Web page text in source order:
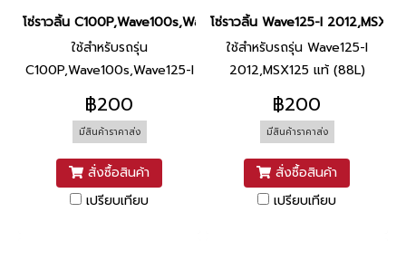
โซ่ราวลิ้น C100P,Wave100s,Wave125-I 2012 แท้ (88L) ยี่ห้อ DID
ใช้สำหรับรถรุ่น
C100P,Wave100s,Wave125-I
2012 แท้ (88L)
฿200
มีสินค้าราคาส่ง
สั่งซื้อสินค้า
เปรียบเทียบ
โซ่ราวลิ้น Wave125-I
ใช้สำหรับรถรุ่น Wave125-I
2012,MSX125 แท้ (88L)
฿200
มีสินค้าราคาส่ง
สั่งซื้อสินค้า
เปรียบเทียบ